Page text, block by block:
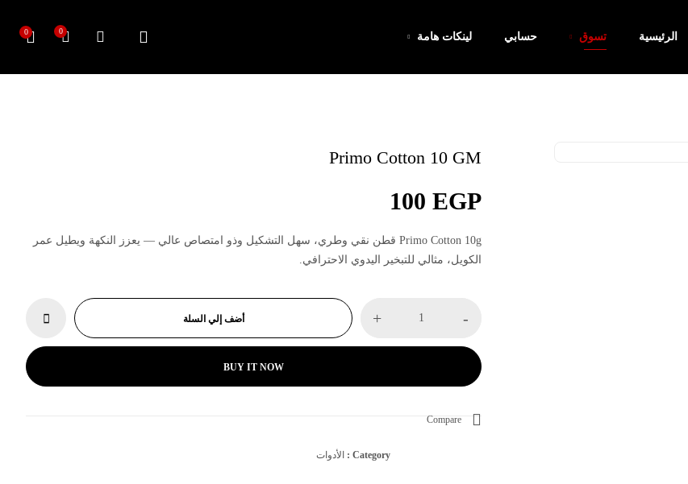
الرئيسية تسوق حسابي لينكات هامة 0
0
Primo Cotton 10 GM
100EGP
Primo Cotton 10gقطن نقي وطري، سهل التشكيل وذو امتصاص عالي — يعزز النكهة ويطيل عمر
الكويل، مثالي للتبخير اليدوي الاحترافي.
-
+ أضف إلي السلة
BUY IT NOW
Compare
Category : الأدوات